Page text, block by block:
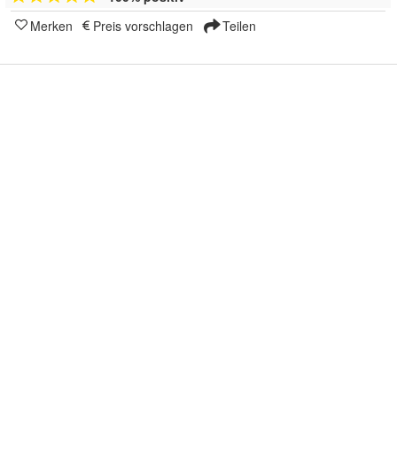
Merken
Preis vorschlagen Teilen